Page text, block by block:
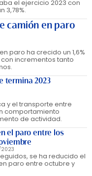
el ejercicio 2023 con
3,78%.
camión en paro
paro ha crecido un 1,6%
incrementos tanto
termina 2023
y el transporte entre
comportamiento
de actividad.
el paro entre los
2023
se ha reducido el
paro entre octubre y